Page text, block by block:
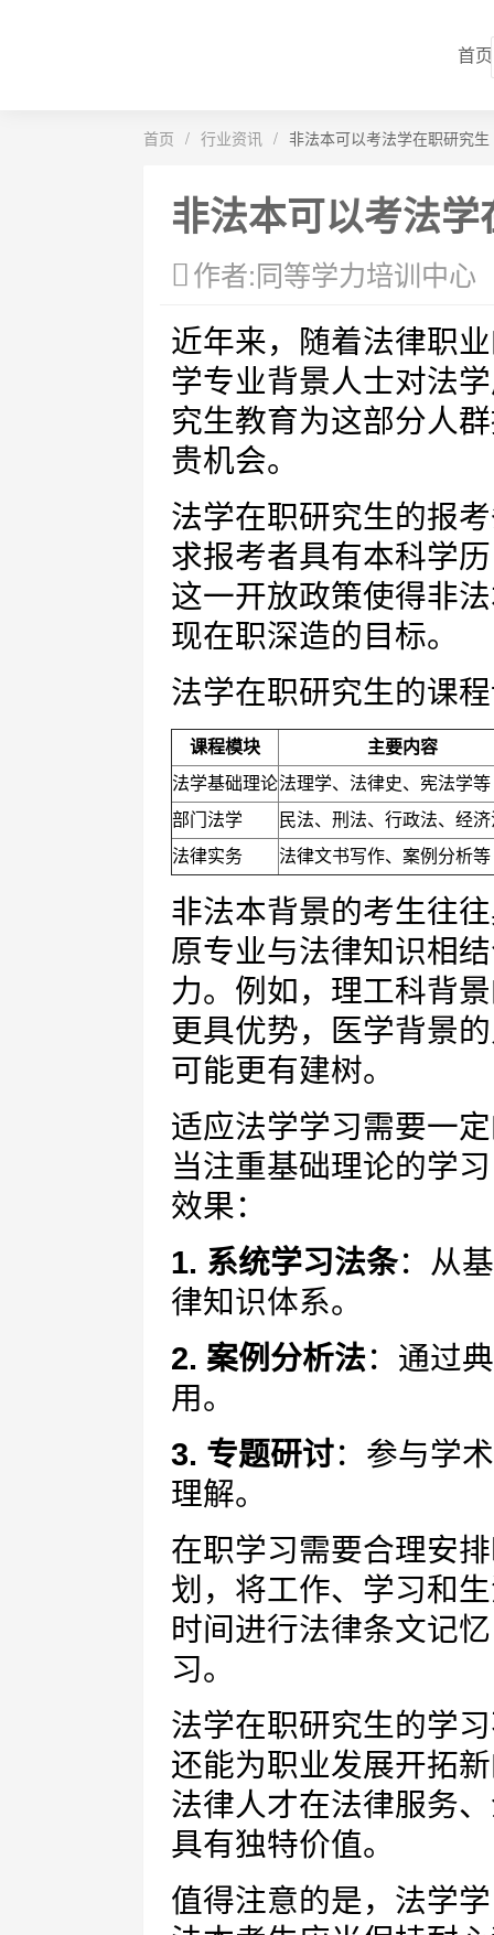
首页
首页 / 行业资讯 / 非法本可以考法学在职研究生
非法本可以考法学
作者:同等学力培训中心
近年来，随着法律职
学专业背景人士对法
究生教育为这部分人
贵机会。
法学在职研究生的报
求报考者具有本科学
这一开放政策使得非
现在职深造的目标。
法学在职研究生的课
课程模块
主要内容
法学基础理论法理学、法律史、宪法学等
部门法学
民法、刑法、行政法、经
法律实务
法律文书写作、案例分析等
非法本背景的考生往
原专业与法律知识相
力。例如，理工科背
更具优势，医学背景
可能更有建树。
适应法学学习需要一
当注重基础理论的学
效果：
1. 系统学习法条：从
律知识体系。
2. 案例分析法：通过
用。
3. 专题研讨：参与学
理解。
在职学习需要合理安
划，将工作、学习和
时间进行法律条文记
习。
法学在职研究生的学
还能为职业发展开拓
法律人才在法律服务
具有独特价值。
值得注意的是，法学